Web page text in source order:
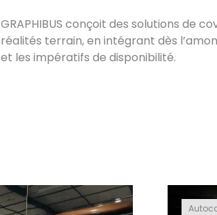
GRAPHIBUS conçoit des solutions de
réalités terrain, en intégrant dès
et les impératifs de disponibilité.